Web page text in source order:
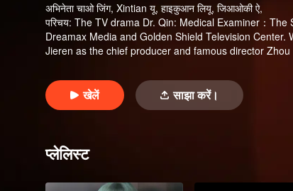
अभिनेता चाओ जिंग, Xintian यू, हाइकुआन लियू, जिआओकी ऐ,
परिचय: The TV drama Dr. Qin: Medical Examiner：
Dreamax Media and Golden Shield Television
Jieren as the chief producer and famous director
खेलें साझा करें।
प्लेलिस्ट